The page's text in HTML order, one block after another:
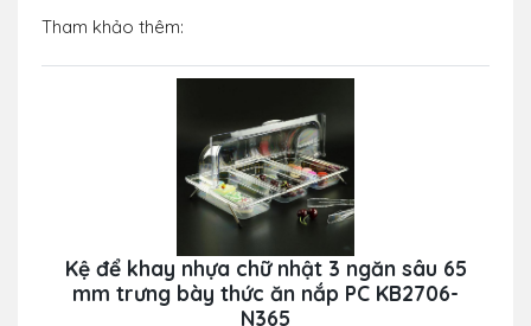
Tham khảo thêm:
Kệ để khay nhựa chữ nhật 3 ngăn sâu 65
mm trưng bày thức ăn nắp PC KB2706-
N365